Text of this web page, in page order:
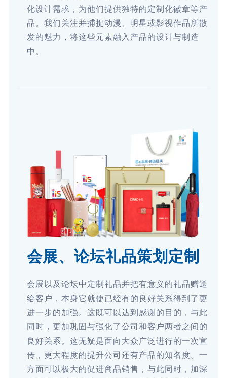
化设计需求，为他们提供独特的定制化徽章等产
品。我们关注并捕捉动漫、明星或影视作品所散
发的魅力，将这些元素融入产品的设计与制造
中。
会展、论坛礼品策划定制
会展以及论坛中定制礼品并把有意义的礼品赠送
给客户，本身它就使已经有的良好关系得到了更
进一步的加强。这既可以达到感谢的目的，与此
同时，更加巩固与强化了公司和客户两者之间的
良好关系。这无疑是面向大众广泛进行的一次宣
传，更大程度的提升公司还有产品的知名度。一
方面可以极大的促进商品销售，与此同时，加深